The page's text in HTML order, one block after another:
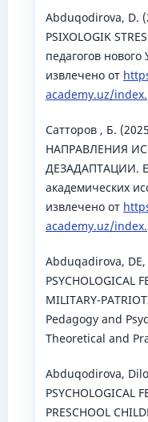
Abduqodirova, D.
PSIXOLOGIK
педагогов нового
извлечено от
academy.uz/
Сатторов , Б.
НАПРАВЛЕНИЯ
ДЕЗАДАПТАЦИИ.
академических
извлечено от
academy.uz/
Abduqadirova,
PSYCHOLOGICAL
MILITARY-
Pedagogy and
Theoretical and
Abduqodirova,
PSYCHOLOGICAL
PRESCHOOL